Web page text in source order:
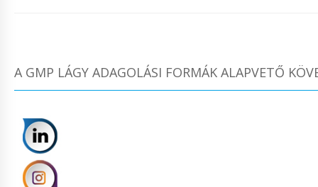
A GMP LÁGY ADAGOLÁSI FORMÁK ALAPVETŐ